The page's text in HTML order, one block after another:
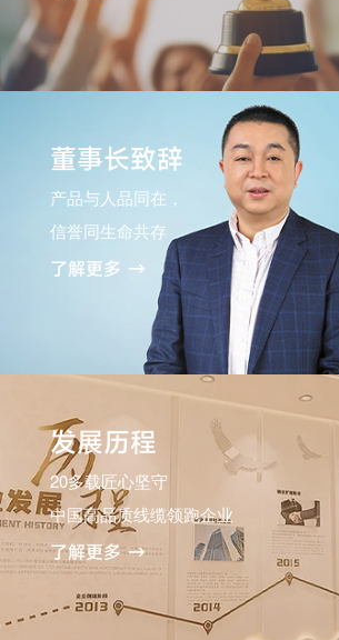
董事长致辞
产品与人品同在，
信誉同生命共存
了解更多 →
发展历程
20多载匠心坚守
中国高品质线缆领跑企业
了解更多 →